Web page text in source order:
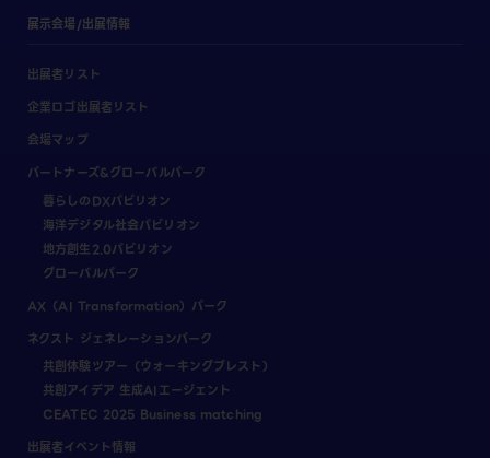
展示会場/出展情報
出展者リスト
企業ロゴ出展者リスト
会場マップ
パートナーズ&グローバルパーク
暮らしのDXパビリオン
海洋デジタル社会パビリオン
地方創生2.0パビリオン
グローバルパーク
AX（AI Transformation）パーク
ネクスト ジェネレーションパーク
共創体験ツアー（ウォーキングブレスト）
共創アイデア 生成AIエージェント
CEATEC 2025 Business matching
出展者イベント情報